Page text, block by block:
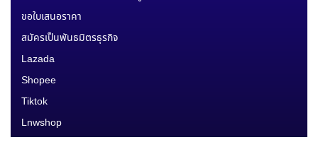
ขอใบเสนอราคา
สมัครเป็นพันธมิตรธุรกิจ
Lazada
Shopee
Tiktok
Lnwshop